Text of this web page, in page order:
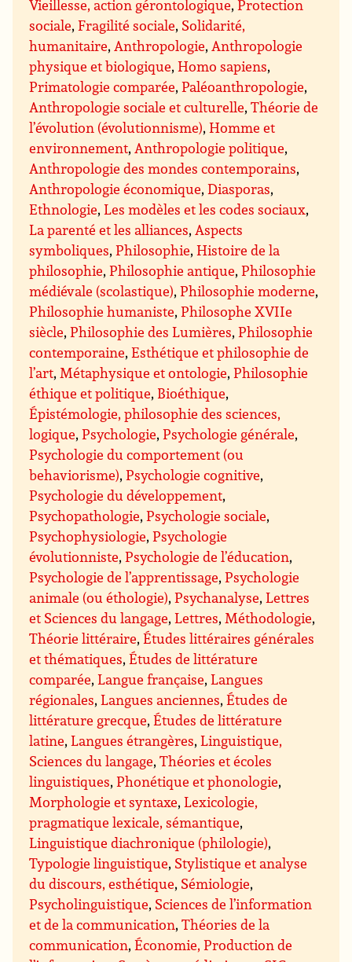
Vieillesse, action gérontologique,Protection
sociale,Fragilité sociale, Solidarité,
humanitaire, Anthropologie, Anthropologie
physique et biologique,Homo sapiens,
Primatologie comparée,Paléoanthropologie,
Anthropologie sociale et culturelle,Théorie de
l’évolution (évolutionnisme),Homme et
environnement, Anthropologie politique,
Anthropologie des mondes contemporains,
Anthropologie économique,Diasporas,
Ethnologie,Les modèles et les codes sociaux,
La parenté et les alliances, Aspects
symboliques,Philosophie,Histoire de la
philosophie,Philosophie antique,Philosophie
médiévale (scolastique),Philosophie moderne,
Philosophie humaniste,Philosophe XVIIe
siècle,Philosophie des Lumières,Philosophie
contemporaine,Esthétique et philosophie de
l’art, Métaphysique et ontologie,Philosophie
éthique et politique, Bioéthique,
Épistémologie, philosophie des sciences,
logique,Psychologie,Psychologie générale,
Psychologie du comportement (ou
behaviorisme),Psychologie cognitive,
Psychologie du développement,
Psychopathologie,Psychologie sociale,
Psychophysiologie,Psychologie
évolutionniste,Psychologie de l’éducation,
Psychologie de l’apprentissage,Psychologie
animale (ou éthologie),Psychanalyse,Lettres
et Sciences du langage,Lettres, Méthodologie,
Théorie littéraire,Études littéraires générales
et thématiques,Études de littérature
comparée,Langue française,Langues
régionales,Langues anciennes,Études de
littérature grecque,Études de littérature
latine,Langues étrangères,Linguistique,
Sciences du langage,Théories et écoles
linguistiques,Phonétique et phonologie,
Morphologie et syntaxe,Lexicologie,
pragmatique lexicale, sémantique,
Linguistique diachronique (philologie),
Typologie linguistique, Stylistique et analyse
du discours, esthétique, Sémiologie,
Psycholinguistique, Sciences de l’information
et de la communication,Théories de la
communication,Économie, Production de